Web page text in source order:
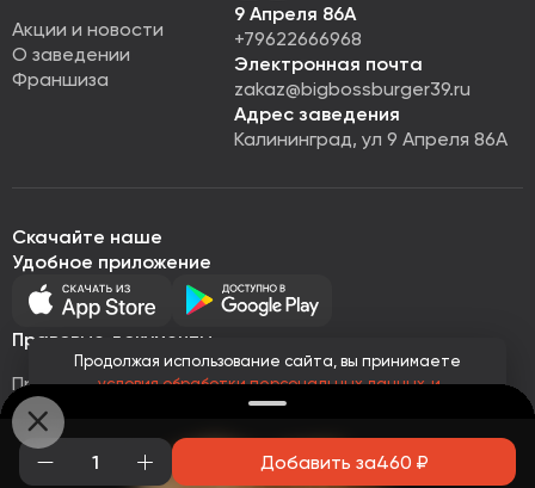
Акции и новости
О заведении
Франшиза
9 Апреля 86А
+79622666968
Электронная почта
zakaz@bigbossburger39.ru
Адрес заведения
Калининград, ул 9 Апреля 86А
Скачайте наше
Удобное приложение
Правовые документы
Правовая информация
Политика обработки персональных данных
Публичная оферта
© Все права защищены 2026 Работает на
Продолжая использование сайта, вы принимаете
условия обработки персональных данныхи
соглашаетесь с использованием аналитических файлов
Понятно
Добавить за460 ₽